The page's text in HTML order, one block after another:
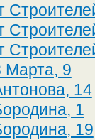
Марта, 9
14
1
19